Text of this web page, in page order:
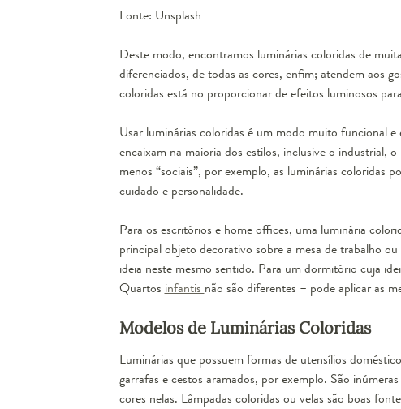
Fonte: Unsplash
Deste modo, encontramos luminárias coloridas de
diferenciados, de todas as cores, enfim; atendem aos
coloridas está no proporcionar de efeitos luminosos
Usar luminárias coloridas é um modo muito funcional
encaixam na maioria dos estilos, inclusive o industrial,
menos “sociais”, por exemplo, as luminárias coloridas
cuidado e personalidade.
Para os escritórios e home offices, uma luminária
principal objeto decorativo sobre a mesa de trabalho
ideia neste mesmo sentido. Para um dormitório cuja
Quartos infantis não são diferentes – pode aplicar as
Modelos de Luminárias Coloridas
Luminárias que possuem formas de utensílios
garrafas e cestos aramados, por exemplo. São
cores nelas. Lâmpadas coloridas ou velas são boas